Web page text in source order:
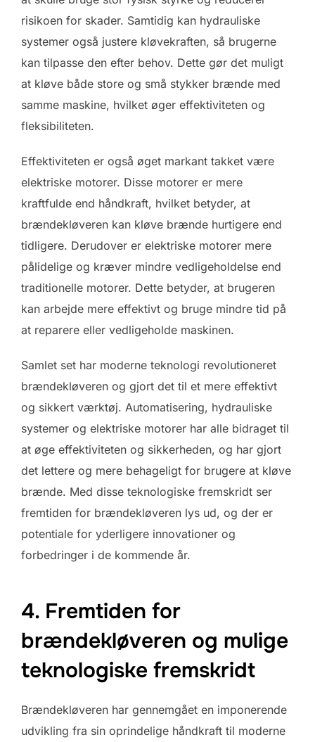
risikoen for skader. Samtidig kan hydrauliske
systemer også justere kløvekraften, så brugerne
kan tilpasse den efter behov. Dette gør det muligt
at kløve både store og små stykker brænde med
samme maskine, hvilket øger effektiviteten og
fleksibiliteten.
Effektiviteten er også øget markant takket være
elektriske motorer. Disse motorer er mere
kraftfulde end håndkraft, hvilket betyder, at
brændekløveren kan kløve brænde hurtigere end
tidligere. Derudover er elektriske motorer mere
pålidelige og kræver mindre vedligeholdelse end
traditionelle motorer. Dette betyder, at brugeren
kan arbejde mere effektivt og bruge mindre tid på
at reparere eller vedligeholde maskinen.
Samlet set har moderne teknologi revolutioneret
brændekløveren og gjort det til et mere effektivt
og sikkert værktøj. Automatisering, hydrauliske
systemer og elektriske motorer har alle bidraget til
at øge effektiviteten og sikkerheden, og har gjort
det lettere og mere behageligt for brugere at kløve
brænde. Med disse teknologiske fremskridt ser
fremtiden for brændekløveren lys ud, og der er
potentiale for yderligere innovationer og
forbedringer i de kommende år.
4. Fremtiden for
brændekløveren og mulige
teknologiske fremskridt
Brændekløveren har gennemgået en imponerende
udvikling fra sin oprindelige håndkraft til moderne